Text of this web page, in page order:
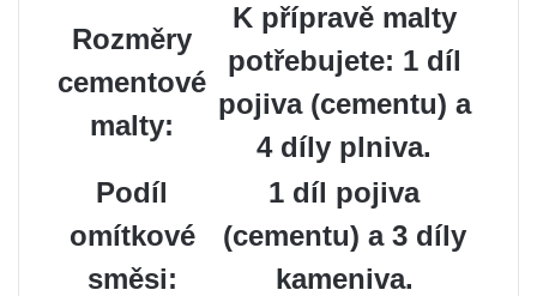
Rozměry
cementové
malty:
K přípravě malty
potřebujete: 1 díl
pojiva (cementu) a
4 díly plniva.
Podíl
omítkové
směsi:
1 díl pojiva
(cementu) a 3 díly
kameniva.